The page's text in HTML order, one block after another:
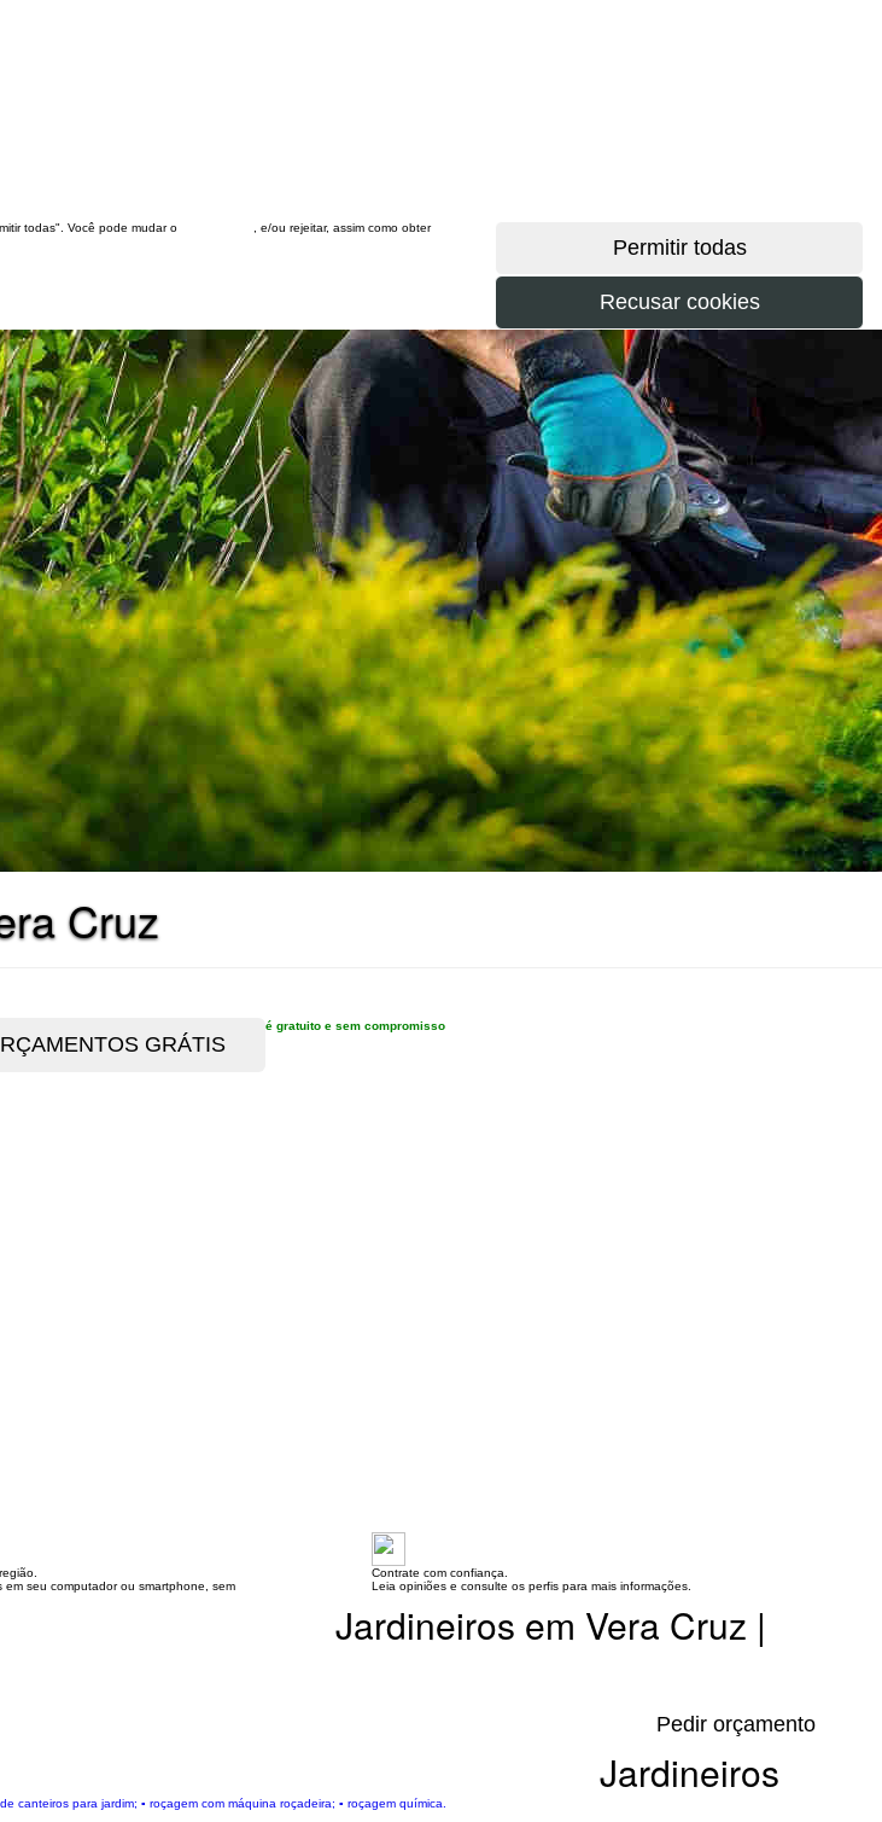
todas". Você pode mudar o
, e/ou rejeitar, assim como obter
Cruz
é gratuito e sem compromisso
em seu computador ou smartphone, sem
Contrate com confiança.
Leia opiniões e consulte os perfis para mais informações.
Jardineiros em Vera Cruz |
canteiros para jardim; ▪︎ roçagem com máquina roçadeira; ▪︎ roçagem química.
Pedir orçamento
Jardineiros